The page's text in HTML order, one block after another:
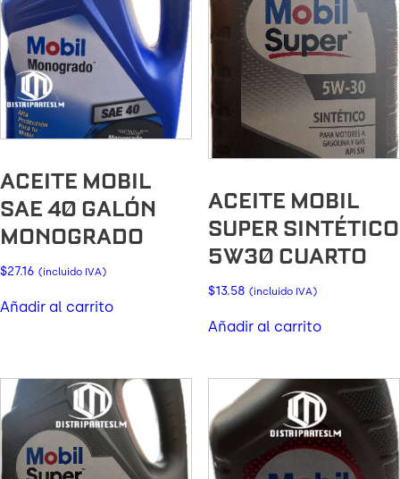
ACEITE MOBIL
SAE 40 GALÓN
MONOGRADO
$27.16 (incluido IVA)
Añadir al carrito
ACEITE MOBIL
SUPER SINTÉTICO
5W30 CUARTO
$13.58 (incluido IVA)
Añadir al carrito